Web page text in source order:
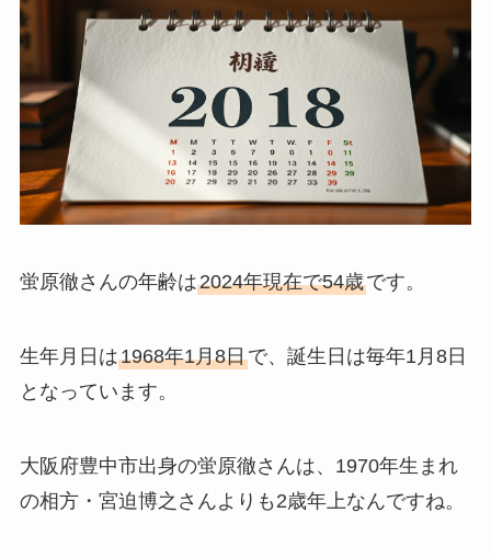
蛍原徹さんの年齢は2024年現在で54歳です。
生年月日は1968年1月8日で、誕生日は毎年1月8日
となっています。
大阪府豊中市出身の蛍原徹さんは、1970年生まれ
の相方・宮迫博之さんよりも2歳年上なんですね。